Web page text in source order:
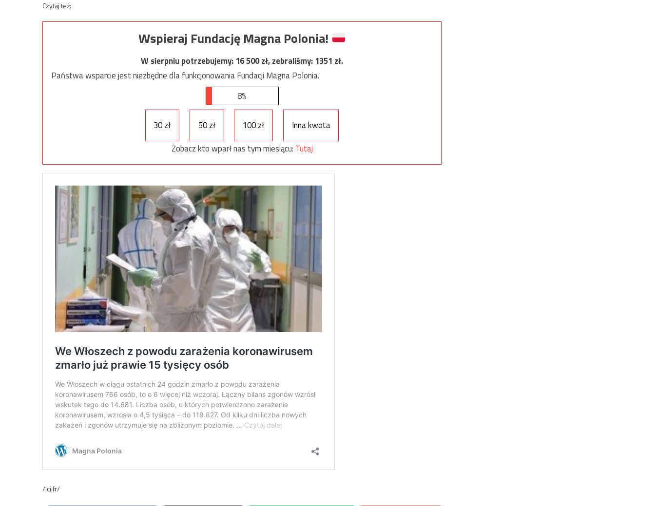
Czytaj też:
Wspieraj Fundację Magna Polonia!
W sierpniu potrzebujemy:16 500zł, zebraliśmy:1351 zł.
Państwa wsparcie jest niezbędne dla funkcjonowania Fundacji Magna Polonia.
8%
30 zł 50 zł 100 zł
Inna kwota
Zobacz kto wparł nas tym miesiącu: Tutaj
/lci.fr/